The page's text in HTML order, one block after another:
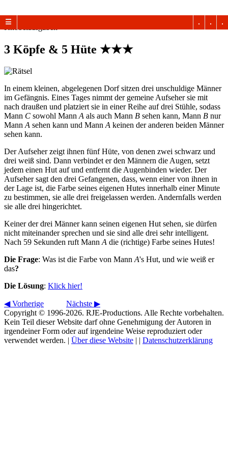
☰
◀ Vorherige Nächste ▶
Knobelaufgaben
3 Köpfe & 5 Hüte ★★★
In einem kleinen, abgelegenen Dorf sitzen drei unschuldige Männer
im Gefängnis. Eines Tages nimmt der gemeine Aufseher sie mit
nach draußen und platziert sie in einer Reihe auf drei Stühle, sodass
Mann C sowohl Mann A als auch Mann B sehen kann, Mann B nur
Mann A sehen kann und Mann A keinen der anderen beiden Männer
sehen kann.
Der Aufseher zeigt ihnen fünf Hüte, von denen zwei schwarz und
drei weiß sind. Dann verbindet er den Männern die Augen, setzt
jedem einen Hut auf und entfernt die Augenbinden wieder. Der
Aufseher sagt den drei Gefangenen, dass, wenn einer von ihnen in
der Lage ist, die Farbe seines eigenen Hutes innerhalb einer Minute
zu bestimmen, sie alle drei freigelassen werden. Andernfalls werden
sie alle drei hingerichtet.
Keiner der drei Männer kann seinen eigenen Hut sehen, sie dürfen
nicht miteinander sprechen und sie sind alle drei sehr intelligent.
Nach 59 Sekunden ruft Mann A die (richtige) Farbe seines Hutes!
Die Frage: Was ist die Farbe von Mann A's Hut, und wie weiß er
das?
Die Lösung: Klick hier!
◀ Vorherige Nächste ▶
Copyright © 1996-2026. RJE-Productions. Alle Rechte vorbehalten.
Kein Teil dieser Website darf ohne Genehmigung der Autoren in
irgendeiner Form oder auf irgendeine Weise reproduziert oder
verwendet werden. | Über diese Website | | Datenschutzerklärung